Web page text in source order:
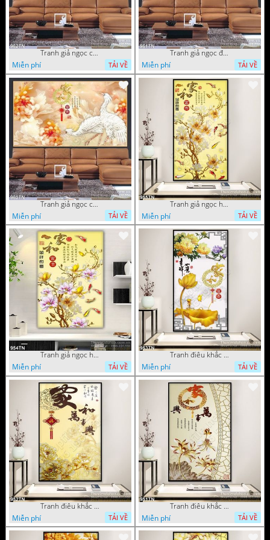
Tranh giả ngọc chim hạc và hoa
Miễn phí
TẢI VỀ
Tranh giả ngọc đội hạc và hoa cúc
Miễn phí
TẢI VỀ
Tranh giả ngọc chim hạc và hoa cúc
Miễn phí
TẢI VỀ
Tranh giả ngọc hoa trang trí thư pháp
Miễn phí
TẢI VỀ
Tranh giả ngọc hoa mẫu trang trí
Miễn phí
TẢI VỀ
Tranh điêu khắc hoa mẫu đơn trang trí
Miễn phí
TẢI VỀ
Tranh điêu khắc gỗ hoa mẫu đơn trang trí
Miễn phí
TẢI VỀ
Tranh điêu khắc hoa sen thư pháp
Miễn phí
TẢI VỀ